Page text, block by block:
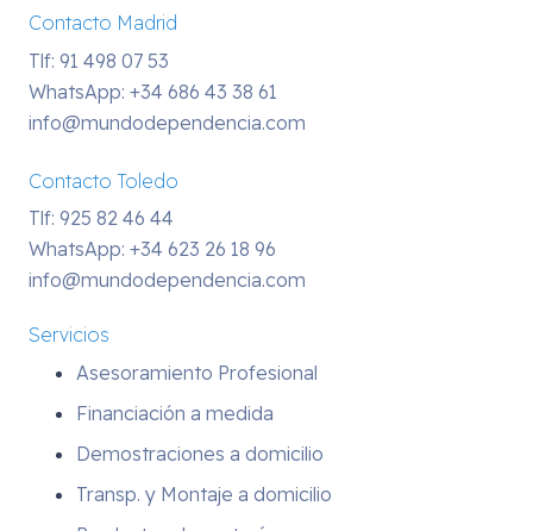
Contacto Madrid
Tlf: 91 498 07 53
WhatsApp: +34 686 43 38 61
info@mundodependencia.com
Contacto Toledo
Tlf: 925 82 46 44
WhatsApp: +34 623 26 18 96
info@mundodependencia.com
Servicios
Asesoramiento Profesional
Financiación a medida
Demostraciones a domicilio
Transp. y Montaje a domicilio